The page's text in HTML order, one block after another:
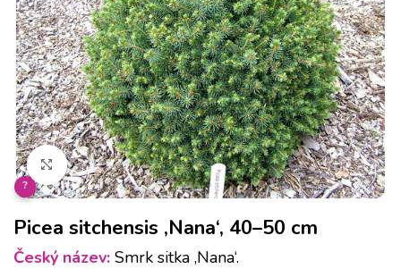
Klikněte pro zvětšení
?
Picea sitchensis ‚Nana‘, 40–50 cm
Český název: Smrk sitka ‚Nana‘.